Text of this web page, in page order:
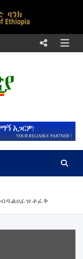
ቶፊቅ